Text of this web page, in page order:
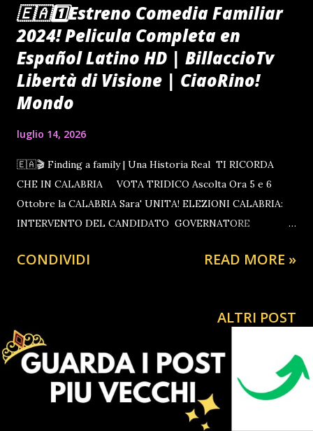
🇪🇦1️⃣Estreno Comedia Familiar
2024! Pelicula Completa en
Español Latino HD | BillaccioTv
Libertà di Visione | CiaoRino!
Mondo
luglio 14, 2026
🇪🇦🎬 Finding a family | Una Historia Real TI RICORDA
CHE IN CALABRIA VOTA TRIDICO Ascolta Ora 5 e 6
Ottobre la CALABRIA Sara' UNITA! ELEZIONI CALABRIA:
INTERVENTO DEL CANDIDATO GOVERNATORE
TUTTI I PROPRI FRATELLI IN ARMI , COMPAGNI,
IN CALABRIA IL 5 E 6 OTTOBRE PER TRIDICO
GOVERNATORE SEMMAI UN CAMBIAMENTO IN ITALIA
MAI CI SARA' POTRA' PARTIRE SOLO ED
ESCLUSIVAMENTE DALLA CALABRIA 🇪🇦🎬El Rumbo:
Acción sin freno | Accion | Suspense | Cine En Español
Latino CiaoRinoTV 🇪🇦🎬 REINO PERDIDO |
CONDIVIDI READ MORE »
ALTRI POST